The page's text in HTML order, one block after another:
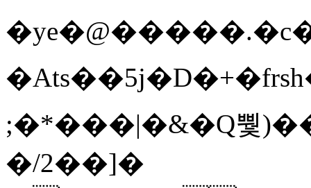
�ye�@���
;�*���|�&�Q뿿
�/2��]�